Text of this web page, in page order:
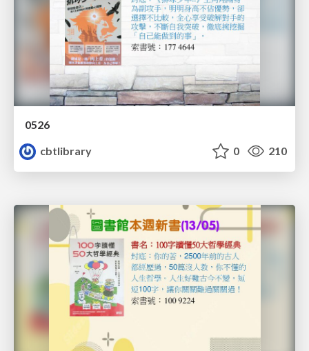
0526
cbtlibrary
0 210